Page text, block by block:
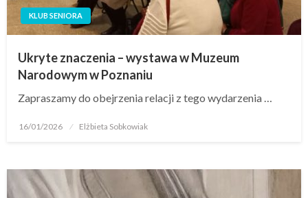
KLUB SENIORA
Ukryte znaczenia – wystawa w Muzeum
Narodowym w Poznaniu
Zapraszamy do obejrzenia relacji z tego wydarzenia …
16/01/2026 Elżbieta Sobkowiak